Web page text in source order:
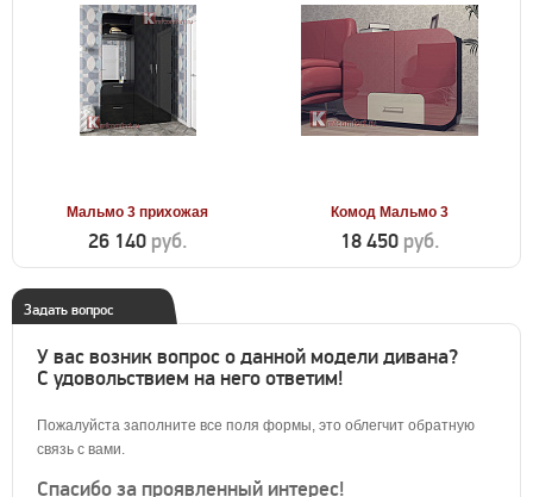
Мальмо 3 прихожая
26 140 руб.
Комод Мальмо 3
18 450 руб.
Задать вопрос
У вас возник вопрос о данной модели дивана?
С удовольствием на него ответим!
Пожалуйста заполните все поля формы, это облегчит обратную
связь с вами.
Спасибо за проявленный интерес!